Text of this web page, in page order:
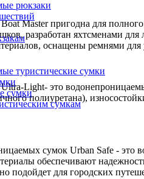
Master пригодна для
разработан яхтсменами
оснащены ремнями
Light- это
полиуретана),
сумок Urban Safe -
обеспечивают
подойдет для городских
рюкзаки
туристические сумки
сумки
сумкам